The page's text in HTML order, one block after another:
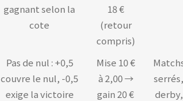
gagnant selon la
cote
18 €
(retour
compris)
Pas de nul : +0,5
couvre le nul, -0,5
exige la victoire
Mise 10 €
à 2,00 →
gain 20 €
serrés,
derby,